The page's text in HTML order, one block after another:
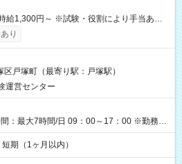
給1,300円～ ※試験・役割により手当あり
給あり 【即給（前払い）オプションあ
合、勤務から1週間ほどで給与の一部を受け
験 8:30～17:30（休憩1時間） 時給1,300円
円＋交通費 ※当日の役割により時給＋100
試験 7:00～13:30（休憩なし） 時給1,300
×6時間＝日収8,400円＋交通費 【試用期
り
戸塚町（最寄り駅：戸塚駅）
運営センター
：最大7時間/日 09：00～17：00 ※勤務時
なります。
期（1ヶ月以内）